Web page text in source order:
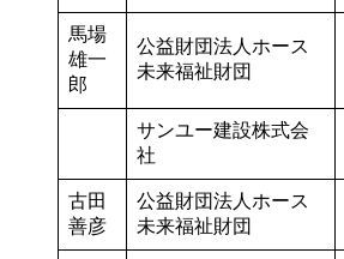
馬場
雄一
郎
公益財団法人ホース
未来福祉財団
サンユー建設株式会
社
古田
善彦
公益財団法人ホース
未来福祉財団